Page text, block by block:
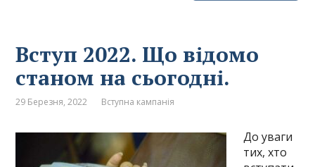
Вступ 2022. Що відомо
станом на сьогодні.
29 Березня, 2022 Вступна кампанія
До уваги
тих, хто